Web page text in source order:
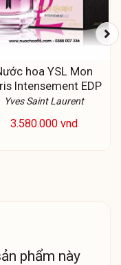
hoa YSL Mon
Intensement EDP
Yves Saint Laurent
3.580.000 vnd
phẩm này